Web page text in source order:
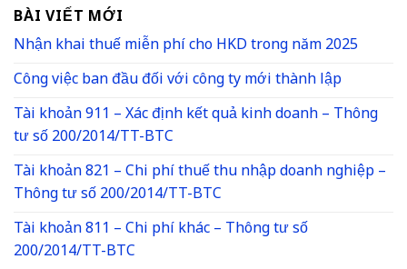
BÀI VIẾT MỚI
Nhận khai thuế miễn phí cho HKD trong năm 2025
Công việc ban đầu đối với công ty mới thành lập
Tài khoản 911 – Xác định kết quả kinh doanh – Thông
tư số 200/2014/TT-BTC
Tài khoản 821 – Chi phí thuế thu nhập doanh nghiệp –
Thông tư số 200/2014/TT-BTC
Tài khoản 811 – Chi phí khác – Thông tư số
200/2014/TT-BTC